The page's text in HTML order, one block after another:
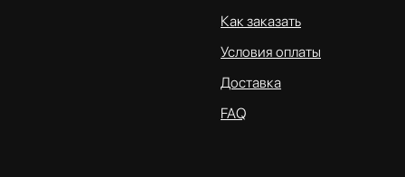
Как заказать
Условия оплаты
Доставка
FAQ